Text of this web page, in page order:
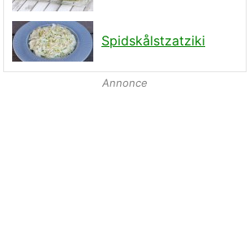
Spidskålstzatziki
Annonce